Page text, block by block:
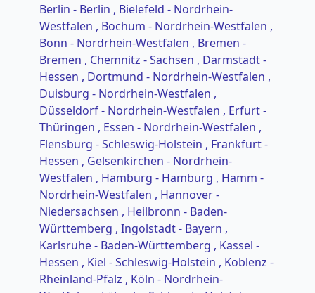
Berlin - Berlin , Bielefeld - Nordrhein-
Westfalen , Bochum - Nordrhein-Westfalen ,
Bonn - Nordrhein-Westfalen , Bremen -
Bremen , Chemnitz - Sachsen , Darmstadt -
Hessen , Dortmund - Nordrhein-Westfalen ,
Duisburg - Nordrhein-Westfalen ,
Düsseldorf - Nordrhein-Westfalen , Erfurt -
Thüringen , Essen - Nordrhein-Westfalen ,
Flensburg - Schleswig-Holstein , Frankfurt -
Hessen , Gelsenkirchen - Nordrhein-
Westfalen , Hamburg - Hamburg , Hamm -
Nordrhein-Westfalen , Hannover -
Niedersachsen , Heilbronn - Baden-
Württemberg , Ingolstadt - Bayern ,
Karlsruhe - Baden-Württemberg , Kassel -
Hessen , Kiel - Schleswig-Holstein , Koblenz -
Rheinland-Pfalz , Köln - Nordrhein-